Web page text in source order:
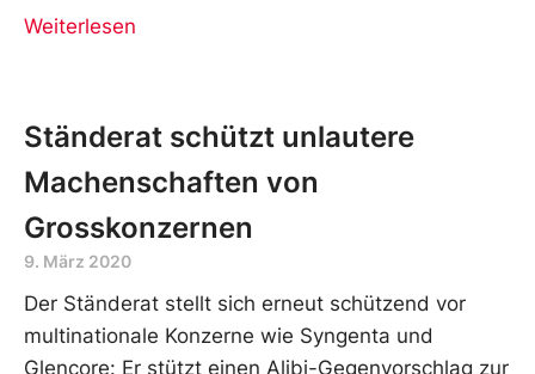
Weiterlesen
Ständerat schützt unlautere
Machenschaften von
Grosskonzernen
9. März 2020
Der Ständerat stellt sich erneut schützend vor
multinationale Konzerne wie Syngenta und
Glencore: Er stützt einen Alibi-Gegenvorschlag zur